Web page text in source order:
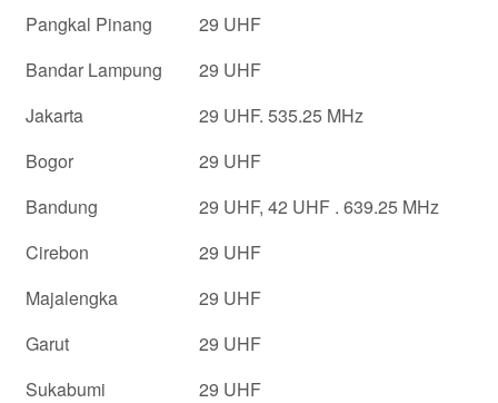
Pangkal Pinang
29 UHF
Bandar Lampung
29 UHF
Jakarta
29 UHF. 535.25 MHz
Bogor
29 UHF
Bandung
29 UHF, 42 UHF . 639.25 MHz
Cirebon
29 UHF
Majalengka
29 UHF
Garut
29 UHF
Sukabumi
29 UHF